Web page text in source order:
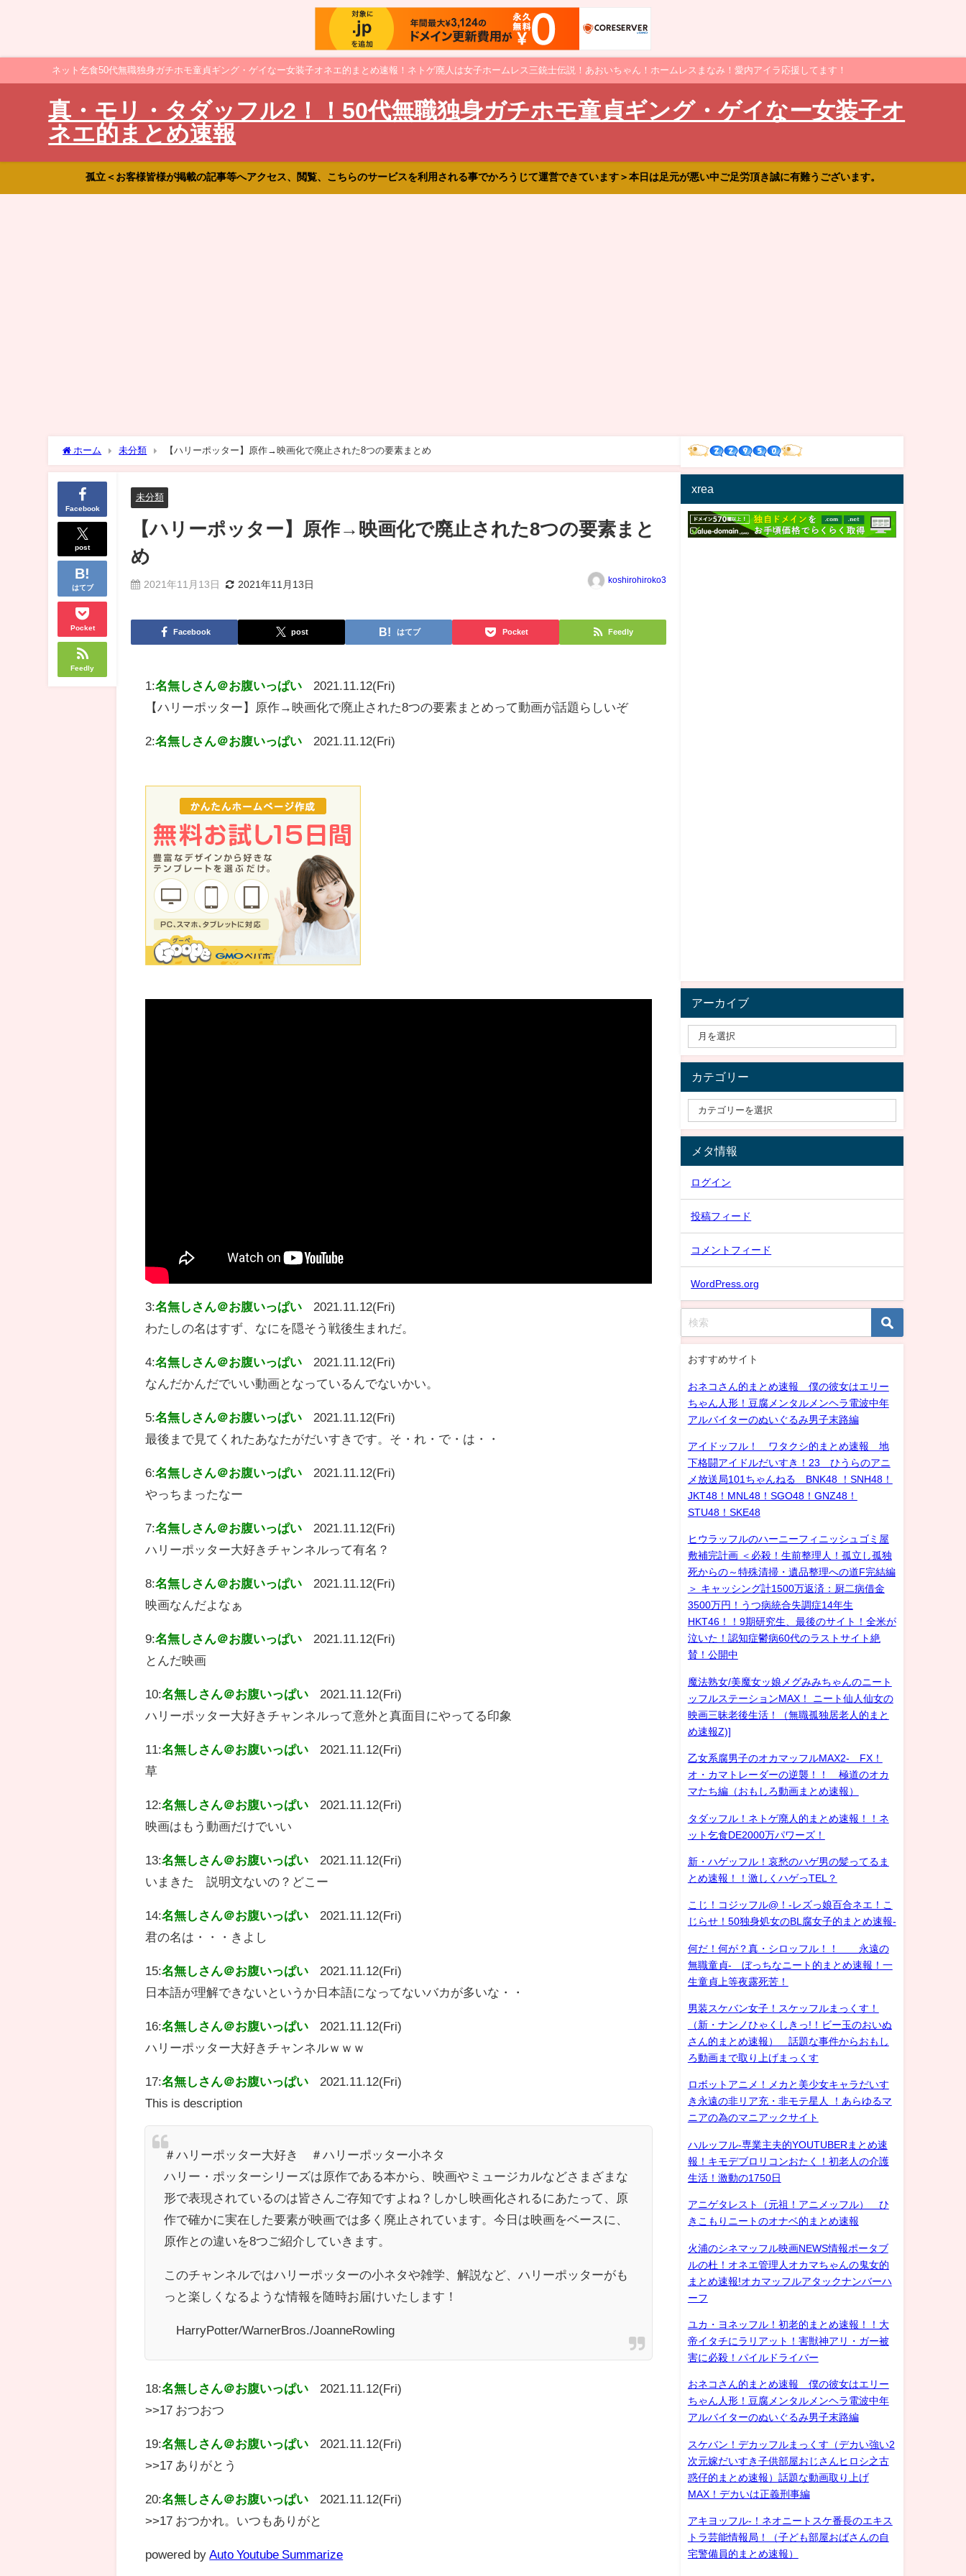
ネット乞食50代無職独身ガチホモ童貞ギング・ゲイなー女装子オネエ的まとめ速報！ネトゲ廃人は女子ホームレス三銃士伝説！あおいちゃん！ホームレスまなみ！愛内アイラ応援してます！
真・モリ・タダッフル2！！50代無職独身ガチホモ童貞ギング・ゲイなー女装子オ
ネエ的まとめ速報
孤立＜お客様皆様が掲載の記事等へアクセス、閲覧、こちらのサービスを利用される事でかろうじて運営できています＞本日は足元が悪い中ご足労頂き誠に有難うございます。
ホーム 未分類 【ハリーポッター】原作→映画化で廃止された8つの要素まとめ
Facebook
post
はてブ
Pocket
Feedly
未分類
【ハリーポッター】原作→映画化で廃止された8つの要素まと
め
2021年11月13日 2021年11月13日 koshirohiroko3
Facebook post はてブ Pocket Feedly
1:名無しさん＠お腹いっぱい
2021.11.12(Fri)
【ハリーポッター】原作→映画化で廃止された8つの要素まとめって動画が話題らしいぞ
2:名無しさん＠お腹いっぱい 2021.11.12(Fri)
3:名無しさん＠お腹いっぱい
2021.11.12(Fri)
わたしの名はすず、なにを隠そう戦後生まれだ。
4:名無しさん＠お腹いっぱい
2021.11.12(Fri)
なんだかんだでいい動画となっているんでないかい。
5:名無しさん＠お腹いっぱい
2021.11.12(Fri)
最後まで見てくれたあなたがだいすきです。そ・れ・で・は・・
6:名無しさん＠お腹いっぱい
2021.11.12(Fri)
やっちまったなー
7:名無しさん＠お腹いっぱい
2021.11.12(Fri)
ハリーポッター大好きチャンネルって有名？
8:名無しさん＠お腹いっぱい
2021.11.12(Fri)
映画なんだよなぁ
9:名無しさん＠お腹いっぱい
2021.11.12(Fri)
とんだ映画
10:名無しさん＠お腹いっぱい
2021.11.12(Fri)
ハリーポッター大好きチャンネルって意外と真面目にやってる印象
11:名無しさん＠お腹いっぱい
2021.11.12(Fri)
草
12:名無しさん＠お腹いっぱい
2021.11.12(Fri)
映画はもう動画だけでいい
13:名無しさん＠お腹いっぱい
2021.11.12(Fri)
いまきた 説明文ないの？どこー
14:名無しさん＠お腹いっぱい
2021.11.12(Fri)
君の名は・・・きよし
15:名無しさん＠お腹いっぱい
2021.11.12(Fri)
日本語が理解できないというか日本語になってないバカが多いな・・
16:名無しさん＠お腹いっぱい
2021.11.12(Fri)
ハリーポッター大好きチャンネルｗｗｗ
17:名無しさん＠お腹いっぱい
2021.11.12(Fri)
This is description
＃ハリーポッター大好き ＃ハリーポッター小ネタ
ハリー・ポッターシリーズは原作である本から、映画やミュージカルなどさまざまな
形で表現されているのは皆さんご存知ですよね？しかし映画化されるにあたって、原
作で確かに実在した要素が映画では多く廃止されています。今日は映画をベースに、
原作との違いを8つご紹介していきます。
このチャンネルではハリーポッターの小ネタや雑学、解説など、ハリーポッターがも
っと楽しくなるような情報を随時お届けいたします！
©HarryPotter/WarnerBros./JoanneRowling
18:名無しさん＠お腹いっぱい
2021.11.12(Fri)
>>17 おつおつ
19:名無しさん＠お腹いっぱい
2021.11.12(Fri)
>>17 ありがとう
20:名無しさん＠お腹いっぱい
2021.11.12(Fri)
>>17 おつかれ。いつもありがと
powered by Auto Youtube Summarize
xrea
アーカイブ
カテゴリー
メタ情報
ログイン
投稿フィード
コメントフィード
WordPress.org
おすすめサイト
おネコさん的まとめ速報 僕の彼女はエリー
ちゃん人形！豆腐メンタルメンヘラ電波中年
アルバイターのぬいぐるみ男子末路編
アイドッフル！ ワタクシ的まとめ速報 地
下格闘アイドルだいすき！23 ひうらのアニ
メ放送局101ちゃんねる BNK48 ！SNH48！
JKT48！MNL48！SGO48！GNZ48！
STU48！SKE48
ヒウラッフルのハーニーフィニッシュゴミ屋
敷補完計画 ＜必殺！生前整理人！孤立し孤独
死からの～特殊清掃・遺品整理への道F完結編
＞ キャッシング計1500万返済：厨二病借金
3500万円！うつ病統合失調症14年生
HKT46！！9期研究生、最後のサイト！全米が
泣いた！認知症鬱病60代のラストサイト絶
賛！公開中
魔法熟女/美魔女ッ娘メグみみちゃんのニート
ッフルステーションMAX！ ニート仙人仙女の
映画三昧老後生活！（無職孤独居老人的まと
め速報Z)]
乙女系腐男子のオカマッフルMAX2- FX！
オ・カマトレーダーの逆襲！！ 極道のオカ
マたち編（おもしろ動画まとめ速報）
タダッフル！ネトゲ廃人的まとめ速報！！ネ
ット乞食DE2000万パワーズ！
新・ハゲッフル！哀愁のハゲ男の髪ってるま
とめ速報！！激しくハゲっTEL？
こじ！コジッフル@！-レズっ娘百合ネエ！こ
じらせ！50独身処女のBL腐女子的まとめ速報-
何だ！何が？真・シロッフル！！ 永遠の
無職童貞- ぼっちなニート的まとめ速報！一
生童貞上等夜露死苦！
男装スケバン女子！スケッフルまっくす！
（新・ナンノひゃくしきっ!！ビー玉のおいぬ
さん的まとめ速報） 話題な事件からおもし
ろ動画まで取り上げまっくす
ロボットアニメ！メカと美少女キャラだいす
き永遠の非リア充・非モテ星人 ！あらゆるマ
ニアの為のマニアックサイト
ハルッフル-専業主夫的YOUTUBERまとめ速
報！キモデブロリコンおたく！初老人の介護
生活！激動の1750日
アニゲタレスト（元祖！アニメッフル） ひ
きこもりニートのオナベ的まとめ速報
火浦のシネマッフル映画NEWS情報ポータブ
ルの杜！オネエ管理人オカマちゃんの鬼女的
まとめ速報!オカマッフルアタックナンバーハ
ーフ
ユカ・ヨネッフル！初老的まとめ速報！！大
帝イタチにラリアット！害獣神アリ・ガー被
害に必殺！パイルドライバー
おネコさん的まとめ速報 僕の彼女はエリー
ちゃん人形！豆腐メンタルメンヘラ電波中年
アルバイターのぬいぐるみ男子末路編
スケバン！デカッフルまっくす（デカい強い2
次元嫁だいすき子供部屋おじさんヒロシ之古
惑仔的まとめ速報）話題な動画取り上げ
MAX！デカいは正義刑事編
アキヨッフル-！ネオニートスケ番長のエキス
トラ芸能情報局！（子ども部屋おばさんの自
宅警備員的まとめ速報）